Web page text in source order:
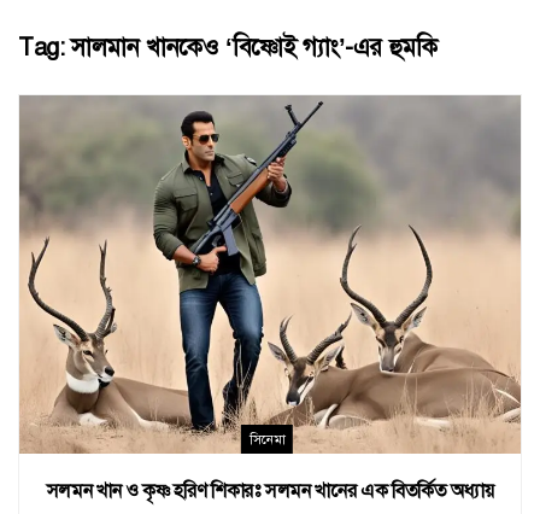
Tag:সালমান খানকেও ‘বিষ্ণোই গ্যাং’-এর হুমকি
সিনেমা
সলমন খান ও কৃষ্ণ হরিণ শিকারঃ সলমন খানের এক বিতর্কিত অধ্যায়